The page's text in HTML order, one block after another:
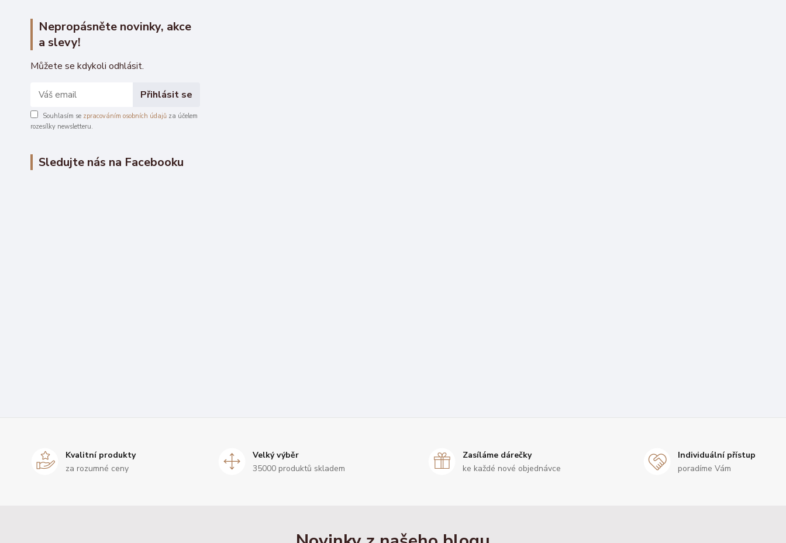
Nepropásněte novinky, akce
a slevy!
Můžete se kdykoli odhlásit.
Přihlásit se
Souhlasím se zpracováním osobních údajů za účelem
rozesílky newsletteru.
Sledujte nás na Facebooku
Kvalitní produkty
za rozumné ceny
Velký výběr
35000 produktů skladem
Zasíláme dárečky
ke každé nové objednávce
Individuální přístup
poradíme Vám